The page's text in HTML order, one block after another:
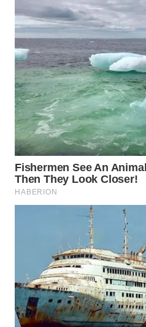
LANGKAT
WN
TAPANULI
SELATAN
WN
TANJUNG
LESUNG
WN
KARO
WN
WN
LABUHANBATU
WN
TAPANULI
TENGAH